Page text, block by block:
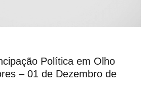
Política em Olho
– 01 de Dezembro de